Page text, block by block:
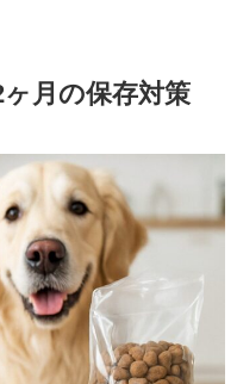
ヶ月の保存対策